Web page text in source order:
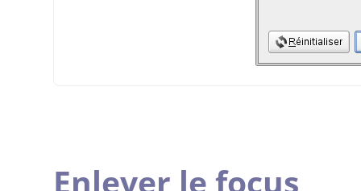
Enlever le focus